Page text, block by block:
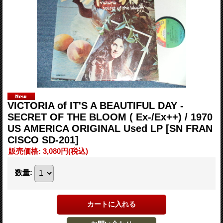
VICTORIA of IT'S A BEAUTIFUL DAY -
SECRET OF THE BLOOM ( Ex-/Ex++) / 1970
US AMERICA ORIGINAL Used LP [SN FRAN
CISCO SD-201]
販売価格: 3,080円(税込)
数量: